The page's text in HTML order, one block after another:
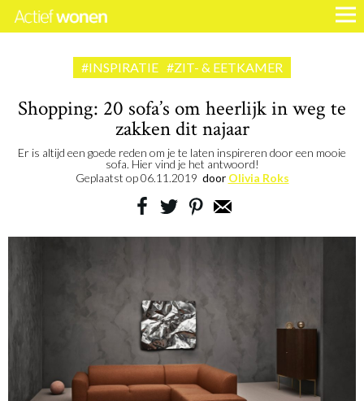
#INSPIRATIE #ZIT- & EETKAMER
Shopping: 20 sofa’s om heerlijk in weg te
zakken dit najaar
Er is altijd een goede reden om je te laten inspireren door een mooie
sofa. Hier vind je het antwoord!
Geplaatst op06.11.2019 door Olivia Roks